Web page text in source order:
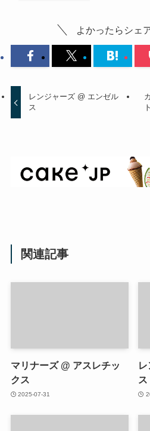
よかったらシェ
レンジャーズ @ エンゼル
ス
関連記事
マリナーズ @ アスレチッ
クス
2025-07-31
ス